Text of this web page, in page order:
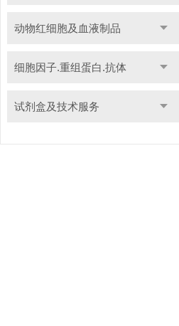
动物红细胞及血液制品
细胞因子.重组蛋白.抗体
试剂盒及技术服务